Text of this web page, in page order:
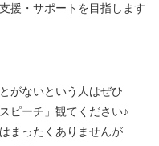
援・サポートを目指します
がないという人はぜひ
スピーチ」観てください♪
まったくありませんが